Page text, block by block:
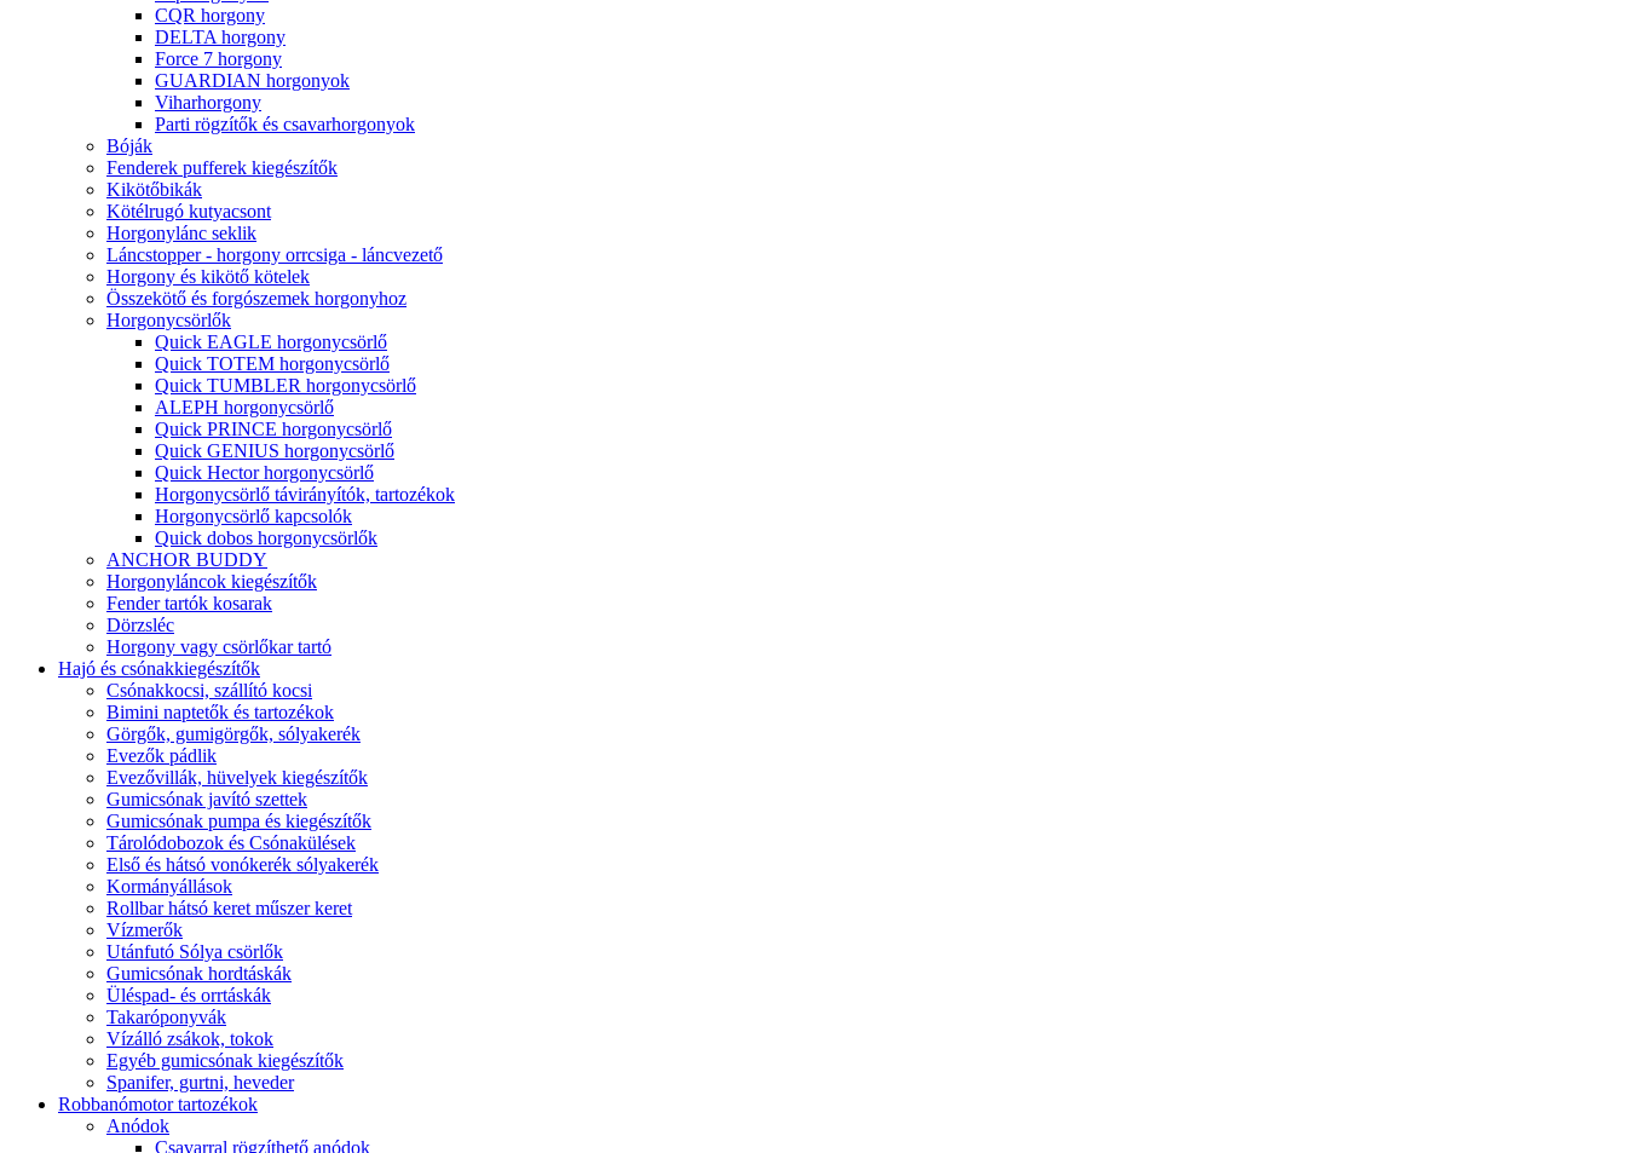
CQR horgony
DELTA horgony
Force 7 horgony
GUARDIAN horgonyok
Viharhorgony
Parti rögzítők és csavarhorgonyok
Bóják
Fenderek pufferek kiegészítők
Kikötőbikák
Kötélrugó kutyacsont
Horgonylánc seklik
Láncstopper - horgony orrcsiga - láncvezető
Horgony és kikötő kötelek
Összekötő és forgószemek horgonyhoz
Horgonycsörlők
Quick EAGLE horgonycsörlő
Quick TOTEM horgonycsörlő
Quick TUMBLER horgonycsörlő
ALEPH horgonycsörlő
Quick PRINCE horgonycsörlő
Quick GENIUS horgonycsörlő
Quick Hector horgonycsörlő
Horgonycsörlő távirányítók, tartozékok
Horgonycsörlő kapcsolók
Quick dobos horgonycsörlők
ANCHOR BUDDY
Horgonyláncok kiegészítők
Fender tartók kosarak
Dörzsléc
Horgony vagy csörlőkar tartó
Hajó és csónakkiegészítők
Csónakkocsi, szállító kocsi
Bimini naptetők és tartozékok
Görgők, gumigörgők, sólyakerék
Evezők pádlik
Evezővillák, hüvelyek kiegészítők
Gumicsónak javító szettek
Gumicsónak pumpa és kiegészítők
Tárolódobozok és Csónakülések
Első és hátsó vonókerék sólyakerék
Kormányállások
Rollbar hátsó keret műszer keret
Vízmerők
Utánfutó Sólya csörlők
Gumicsónak hordtáskák
Üléspad- és orrtáskák
Takaróponyvák
Vízálló zsákok, tokok
Egyéb gumicsónak kiegészítők
Spanifer, gurtni, heveder
Robbanómotor tartozékok
Anódok
Csavarral rögzíthető anódok